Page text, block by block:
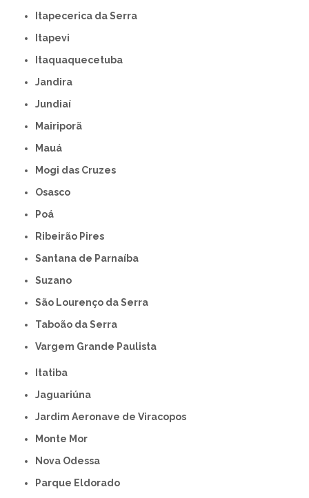
Itapecerica da Serra
Itapevi
Itaquaquecetuba
Jandira
Jundiaí
Mairiporã
Mauá
Mogi das Cruzes
Osasco
Poá
Ribeirão Pires
Santana de Parnaíba
Suzano
São Lourenço da Serra
Taboão da Serra
Vargem Grande Paulista
Itatiba
Jaguariúna
Jardim Aeronave de Viracopos
Monte Mor
Nova Odessa
Parque Eldorado